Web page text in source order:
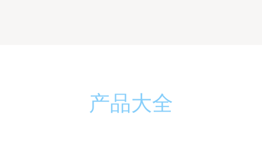
产品大全